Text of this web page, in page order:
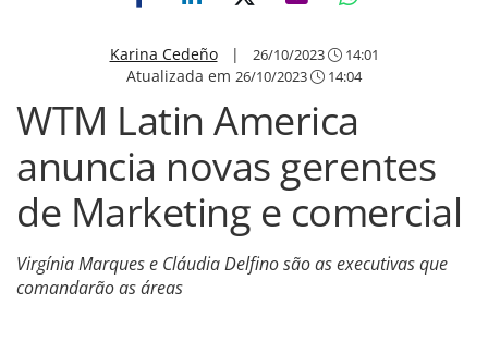
Karina Cedeño| 26/10/2023 14:01
Atualizada em 26/10/2023 14:04
WTM Latin America
anuncia novas gerentes
de Marketing e comercial
Virgínia Marques e Cláudia Delfino são as executivas que
comandarão as áreas